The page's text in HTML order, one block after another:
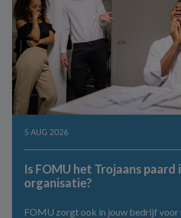
5 AUG 2026
Is FOMU het Trojaans paard
organisatie?
FOMU zorgt ook in jouw bedrijf voor